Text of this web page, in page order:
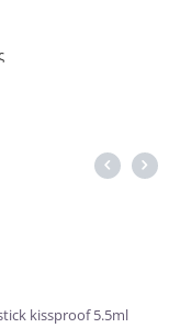
kissproof 5.5ml